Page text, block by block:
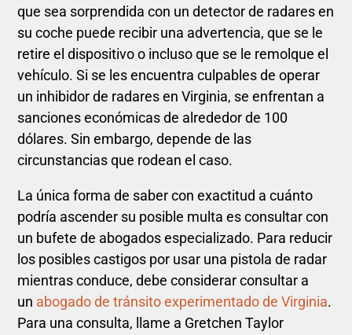
que sea sorprendida con un detector de radares en
su coche puede recibir una advertencia, que se le
retire el dispositivo o incluso que se le remolque el
vehículo. Si se les encuentra culpables de operar
un inhibidor de radares en Virginia, se enfrentan a
sanciones económicas de alrededor de 100
dólares. Sin embargo, depende de las
circunstancias que rodean el caso.
La única forma de saber con exactitud a cuánto
podría ascender su posible multa es consultar con
un bufete de abogados especializado. Para reducir
los posibles castigos por usar una pistola de radar
mientras conduce, debe considerar consultar a
un abogado de tránsito experimentado de Virginia.
Para una consulta, llame a Gretchen Taylor